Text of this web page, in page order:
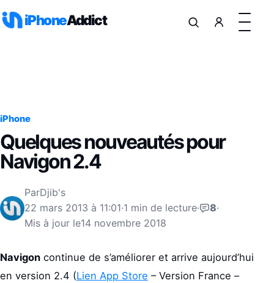
iPhoneAddict
iPhone
Quelques nouveautés pour
Navigon 2.4
ParDjib's
22 mars 2013 à 11:01·1 min de lecture· 8·
Mis à jour le14 novembre 2018
Navigon continue de s’améliorer et arrive aujourd’hui
en version 2.4 (Lien App Store – Version France –